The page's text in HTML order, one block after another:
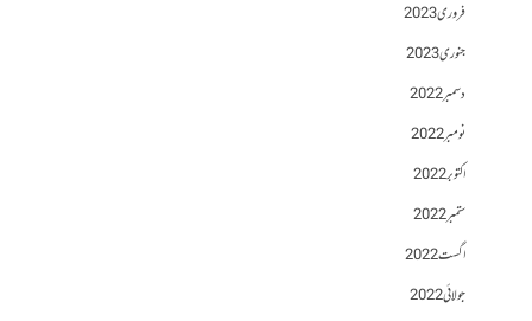
فروری 2023
جنوری 2023
دسمبر 2022
نومبر 2022
اکتوبر 2022
ستمبر 2022
اگست 2022
جولائی 2022